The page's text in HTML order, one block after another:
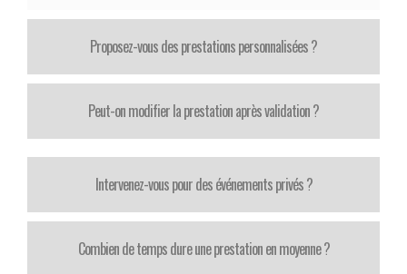
Proposez-vous des prestations personnalisées ?
Peut-on modifier la prestation après validation ?
Intervenez-vous pour des événements privés ?
Combien de temps dure une prestation en moyenne ?